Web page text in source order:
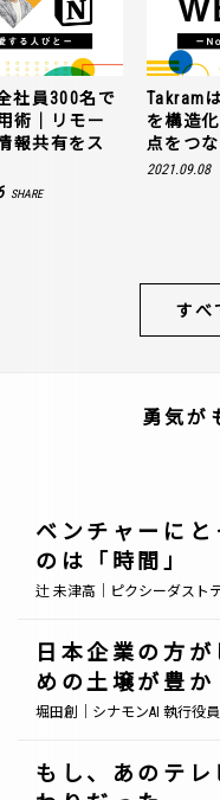
社員300名で
術｜リモー
報共有をス
SHARE
Takram
を構造
点をつ
2021.09.08
すべ
勇気が
ベンチャーに
のは「時間」
辻 未津高｜ピクシーダスト
日本企業の方
めの土壌が豊か
堀田創｜シナモンAI 執行役
もし、あのテ